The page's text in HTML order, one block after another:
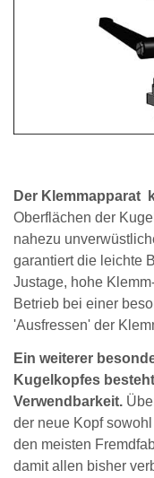
Der Klemmapparat
Oberflächen der
nahezu
garantiert die leichte
Justage, hohe
Betrieb bei einer
'Ausfressen' der
Ein weiterer
Kugelkopfes
Verwendbarkeit.
der neue Kopf
den meisten
damit allen bisher